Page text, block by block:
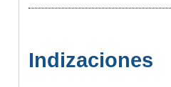
Indizaciones